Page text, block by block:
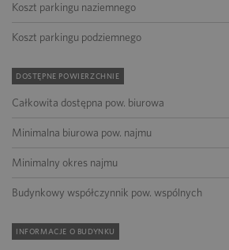
Koszt parkingu naziemnego
Koszt parkingu podziemnego
DOSTĘPNE POWIERZCHNIE
Całkowita dostępna pow. biurowa
Minimalna biurowa pow. najmu
Minimalny okres najmu
Budynkowy współczynnik pow. wspólnych
INFORMACJE O BUDYNKU